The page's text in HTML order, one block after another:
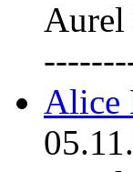
Aurel
Alice